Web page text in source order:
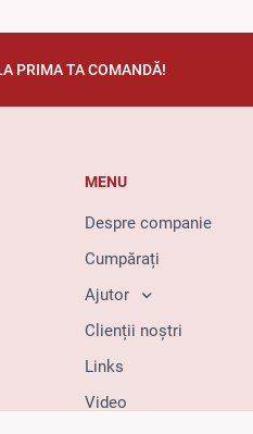
PRIMA TA COMANDĂ!
MENU
Despre companie
Cumpărați
Ajutor
Clienții noștri
Links
Video